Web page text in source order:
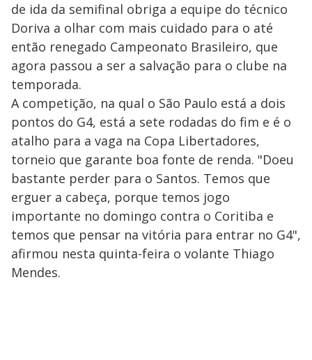
de ida da semifinal obriga a equipe do técnico
Doriva a olhar com mais cuidado para o até
então renegado Campeonato Brasileiro, que
agora passou a ser a salvação para o clube na
temporada.
A competição, na qual o São Paulo está a dois
pontos do G4, está a sete rodadas do fim e é o
atalho para a vaga na Copa Libertadores,
torneio que garante boa fonte de renda. "Doeu
bastante perder para o Santos. Temos que
erguer a cabeça, porque temos jogo
importante no domingo contra o Coritiba e
temos que pensar na vitória para entrar no G4",
afirmou nesta quinta-feira o volante Thiago
Mendes.